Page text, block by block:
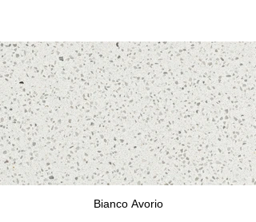
Bianco Avorio